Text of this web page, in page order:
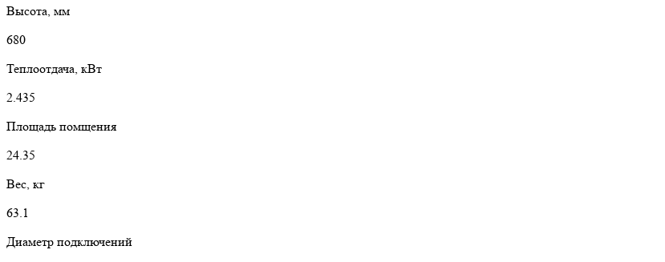
Высота, мм
680
Теплоотдача, кВт
2.435
Площадь помщения
24.35
Вес, кг
63.1
Диаметр подключений